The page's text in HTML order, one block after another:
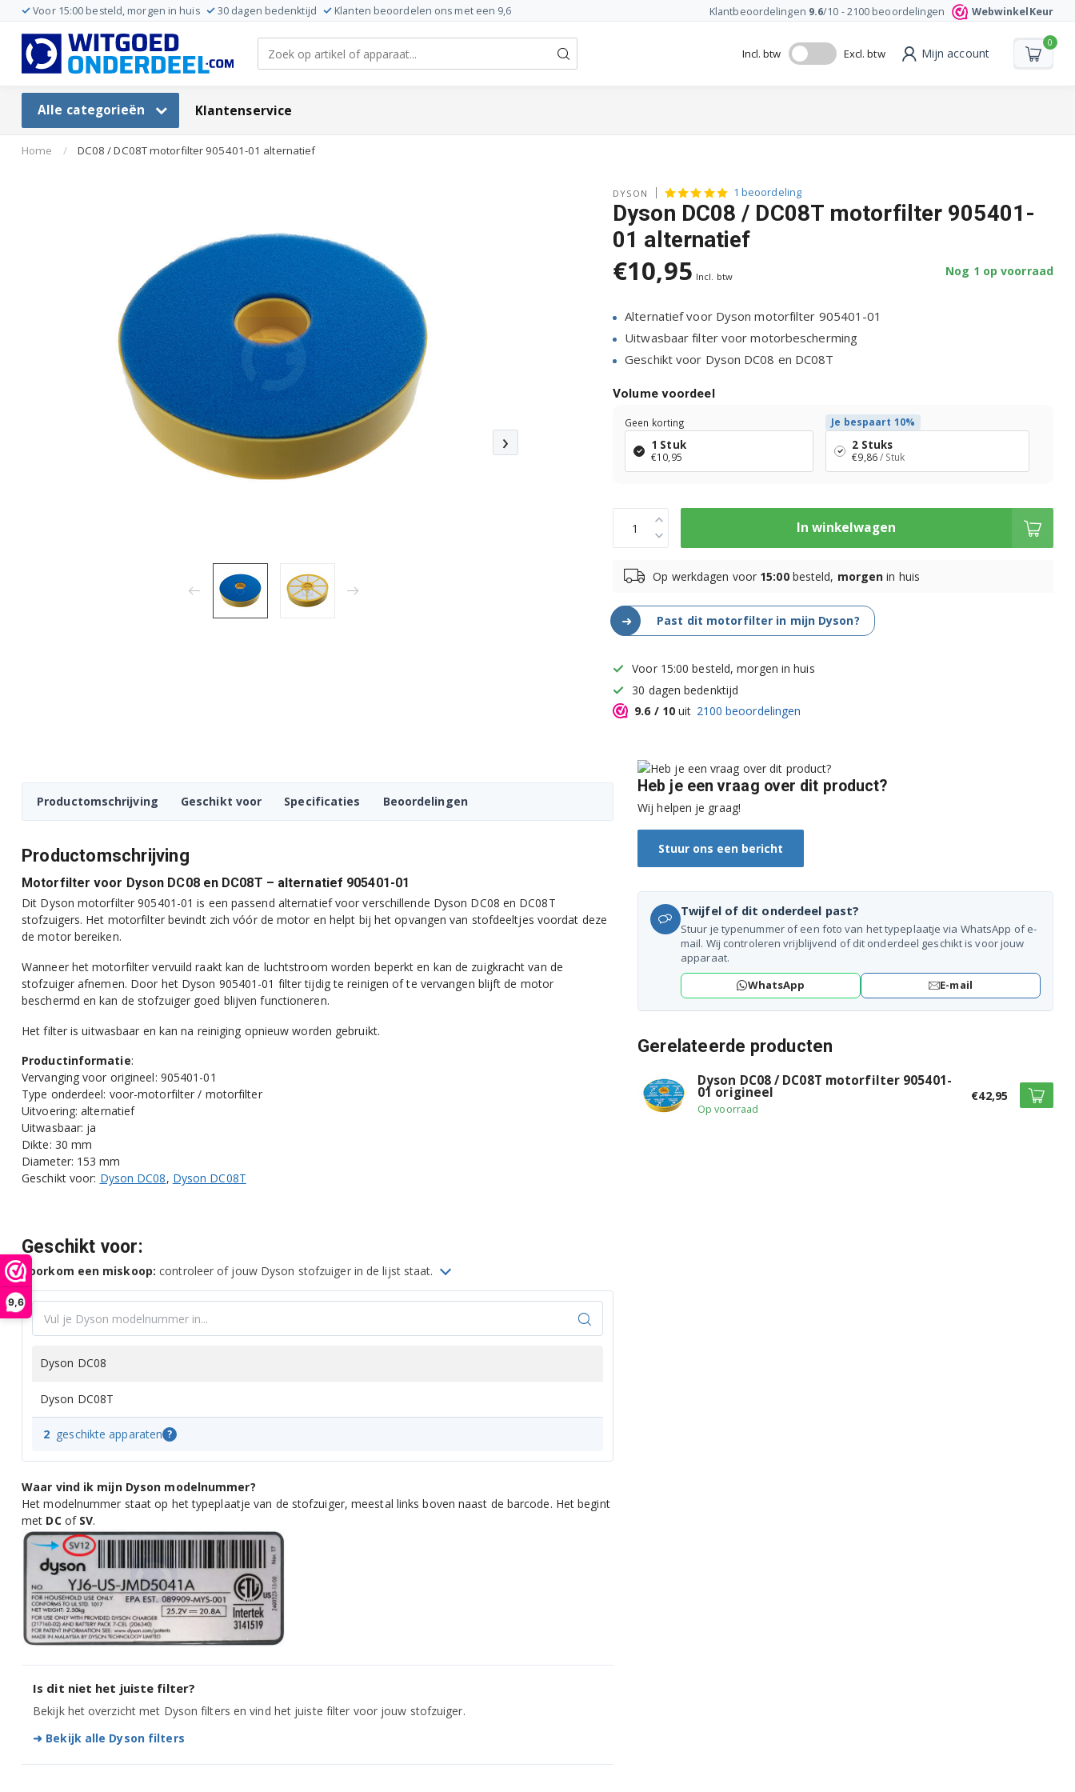
9,6
Voor 15:00 besteld, morgen in huis 30 dagen bedenktijd Klanten beoordelen ons met een 9,6 Klantbeoordelingen 9.6/10 -2100 beoordelingen WebwinkelKeur
Incl. btw Excl. btw Mijn account
0
Alle categorieën Klantenservice
Home / DC08 / DC08T motorfilter 905401-01 alternatief
›
DYSON 1 beoordeling
Dyson DC08 / DC08T motorfilter 905401-
01 alternatief
€10,95 Incl. btw Nog 1 op voorraad
Alternatief voor Dyson motorfilter 905401-01
Uitwasbaar filter voor motorbescherming
Geschikt voor Dyson DC08 en DC08T
Volume voordeel
Geen korting
1 Stuk
€10,95
Je bespaart 10%
2 Stuks
€9,86/ Stuk
In winkelwagen
Op werkdagen voor 15:00besteld, morgen in huis
➜ Past dit motorfilter in mijn Dyson?
Voor 15:00 besteld, morgen in huis
30 dagen bedenktijd
9.6 / 10 uit 2100 beoordelingen
Productomschrijving Geschikt voor Specificaties Beoordelingen
Productomschrijving
Motorfilter voor Dyson DC08 en DC08T – alternatief 905401-01
Dit Dyson motorfilter 905401-01 is een passend alternatief voor verschillende Dyson DC08 en DC08T
stofzuigers. Het motorfilter bevindt zich vóór de motor en helpt bij het opvangen van stofdeeltjes voordat deze
de motor bereiken.
Wanneer het motorfilter vervuild raakt kan de luchtstroom worden beperkt en kan de zuigkracht van de
stofzuiger afnemen. Door het Dyson 905401-01 filter tijdig te reinigen of te vervangen blijft de motor
beschermd en kan de stofzuiger goed blijven functioneren.
Het filter is uitwasbaar en kan na reiniging opnieuw worden gebruikt.
Productinformatie:
Vervanging voor origineel: 905401-01
Type onderdeel: voor-motorfilter / motorfilter
Uitvoering: alternatief
Uitwasbaar: ja
Dikte: 30 mm
Diameter: 153 mm
Geschikt voor: Dyson DC08, Dyson DC08T
Geschikt voor:
Voorkom een miskoop: controleer of jouw Dyson stofzuiger in de lijst staat.
Dyson DC08
Dyson DC08T
2 geschikte apparaten ?
Waar vind ik mijn Dyson modelnummer?
Het modelnummer staat op het typeplaatje van de stofzuiger, meestal links boven naast de barcode. Het begint
met DCof SV.
Is dit niet het juiste filter?
Bekijk het overzicht met Dyson filters en vind het juiste filter voor jouw stofzuiger.
➜ Bekijk alle Dyson filters
Heb je een vraag over dit product?
Wij helpen je graag!
Stuur ons een bericht
Twijfel of dit onderdeel past?
Stuur je typenummer of een foto van het typeplaatje via WhatsApp of e-
mail. Wij controleren vrijblijvend of dit onderdeel geschikt is voor jouw
apparaat.
WhatsApp
E-mail
Gerelateerde producten
Dyson DC08 / DC08T motorfilter 905401-
01 origineel
Op voorraad
€42,95